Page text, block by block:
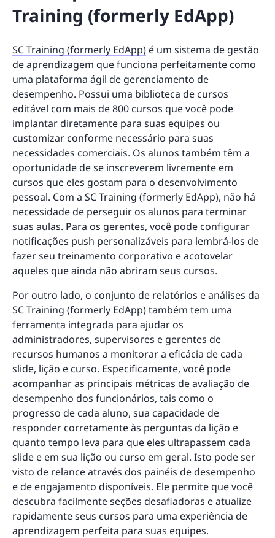
Training (formerly EdApp)
SC Training (formerly EdApp) é um sistema de gestão
de aprendizagem que funciona perfeitamente como
uma plataforma ágil de gerenciamento de
desempenho. Possui uma biblioteca de cursos
editável com mais de 800 cursos que você pode
implantar diretamente para suas equipes ou
customizar conforme necessário para suas
necessidades comerciais. Os alunos também têm a
oportunidade de se inscreverem livremente em
cursos que eles gostam para o desenvolvimento
pessoal. Com a SC Training (formerly EdApp), não há
necessidade de perseguir os alunos para terminar
suas aulas. Para os gerentes, você pode configurar
notificações push personalizáveis para lembrá-los de
fazer seu treinamento corporativo e acotovelar
aqueles que ainda não abriram seus cursos.
Por outro lado, o conjunto de relatórios e análises da
SC Training (formerly EdApp) também tem uma
ferramenta integrada para ajudar os
administradores, supervisores e gerentes de
recursos humanos a monitorar a eficácia de cada
slide, lição e curso. Especificamente, você pode
acompanhar as principais métricas de avaliação de
desempenho dos funcionários, tais como o
progresso de cada aluno, sua capacidade de
responder corretamente às perguntas da lição e
quanto tempo leva para que eles ultrapassem cada
slide e em sua lição ou curso em geral. Isto pode ser
visto de relance através dos painéis de desempenho
e de engajamento disponíveis. Ele permite que você
descubra facilmente seções desafiadoras e atualize
rapidamente seus cursos para uma experiência de
aprendizagem perfeita para suas equipes.